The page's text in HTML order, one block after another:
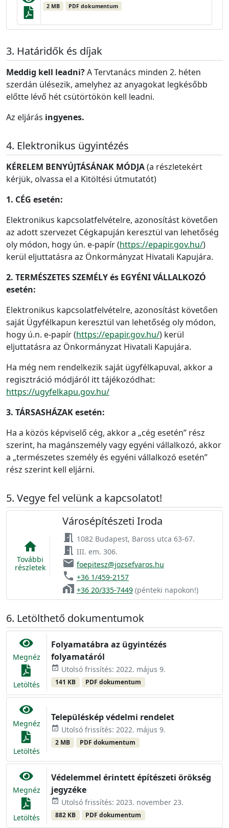
2 MB PDF dokumentum
Határidők és díjak
Meddig kell leadni?A Tervtanács minden 2. héten
szerdán ülésezik, amelyhez az anyagokat legkésőbb
előtte lévő hét csütörtökön kell leadni.
Az eljárás ingyenes.
Elektronikus ügyintézés
KÉRELEM BENYÚJTÁSÁNAK MÓDJA(a részletekért
kérjük, olvassa el a Kitöltési útmutatót)
1. CÉG esetén:
Elektronikus kapcsolatfelvételre, azonosítást követően
az adott szervezet Cégkapuján keresztül van lehetőség
oly módon, hogy ún. e-papír (https://epapir.gov.hu/)
kerül eljuttatásra az Önkormányzat Hivatali Kapujára.
2. TERMÉSZETES SZEMÉLY és EGYÉNI VÁLLALKOZÓ
esetén:
Elektronikus kapcsolatfelvételre, azonosítást követően
saját Ügyfélkapun keresztül van lehetőség oly módon,
hogy ú.n. e-papír (https://epapir.gov.hu/) kerül
eljuttatásra az Önkormányzat Hivatali Kapujára.
Ha még nem rendelkezik saját ügyfélkapuval, akkor a
regisztráció módjáról itt tájékozódhat:
https://ugyfelkapu.gov.hu/
3. TÁRSASHÁZAK esetén:
Ha a közös képviselő cég, akkor a „cég esetén” rész
szerint, ha magánszemély vagy egyéni vállalkozó, akkor
a „természetes személy és egyéni vállalkozó esetén”
rész szerint kell eljárni.
Vegye fel velünk a kapcsolatot!
home
További
részletek
Városépítészeti Iroda
meeting_room 1082 Budapest, Baross utca 63-67.
meeting_room III. em. 306.
email foepitesz@jozsefvaros.hu
phone +36 1/459-2157
home_work +36 20/335-7449 (pénteki napokon!)
Letölthető dokumentumok
Megnéz
Letöltés
Folyamatábra az ügyintézés
folyamatáról
event_available Utolsó frissítés: 2022. május 9.
141 KB PDF dokumentum
Megnéz
Letöltés
Településkép védelmi rendelet
event_available Utolsó frissítés: 2022. május 9.
2 MB PDF dokumentum
Megnéz
Letöltés
Védelemmel érintett építészeti örökség
jegyzéke
event_available Utolsó frissítés: 2023. november 23.
882 KB PDF dokumentum